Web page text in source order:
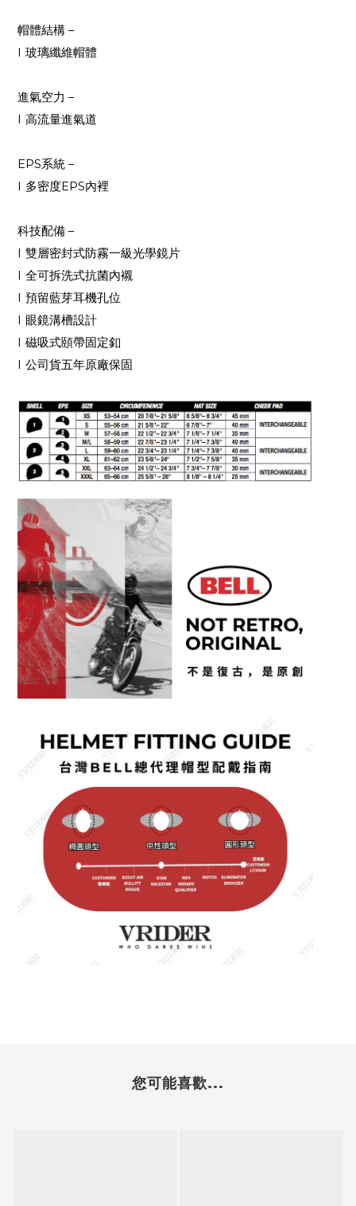
帽體結構 –
l 玻璃纖維帽體
進氣空力 –
l 高流量進氣道
EPS系統 –
l 多密度EPS內裡
科技配備 –
l 雙層密封式防霧一級光學鏡片
l 全可拆洗式抗菌內襯
l 預留藍芽耳機孔位
l 眼鏡溝槽設計
l 磁吸式頤帶固定釦
l 公司貨五年原廠保固
您可能喜歡...